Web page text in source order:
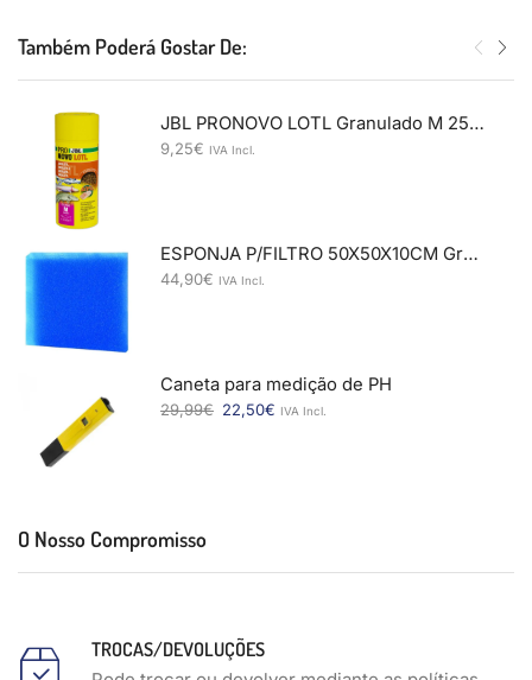
Também Poderá Gostar De:
JBL PRONOVO LOTL Granulado M 250ml
9,25€ IVA Incl.
ESPONJA P/FILTRO 50X50X10CM Grossa
44,90€ IVA Incl.
Caneta para medição de PH
29,99€ 22,50€ IVA Incl.
O Nosso Compromisso
TROCAS/DEVOLUÇÕES